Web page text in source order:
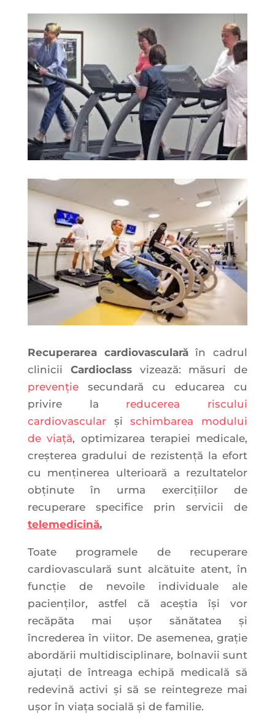
Recuperarea cardiovascularăîn cadrul
clinicii Cardioclassvizează: măsuri de
prevențiesecundară cu educarea cu
privire la reducerea riscului
cardiovascularșischimbarea modului
de viață, optimizarea terapiei medicale,
creșterea gradului de rezistență la efort
cu menținerea ulterioară a rezultatelor
obținute în urma exercițiilor de
recuperare specifice prin servicii de
telemedicină.
Toate programele de recuperare
cardiovasculară sunt alcătuite atent, în
funcție de nevoile individuale ale
pacienților, astfel că aceștia își vor
recăpăta mai ușor sănătatea și
încrederea în viitor. De asemenea, grație
abordării multidisciplinare, bolnavii sunt
ajutați de întreaga echipă medicală să
redevină activi și să se reintegreze mai
ușor în viața socială și de familie.